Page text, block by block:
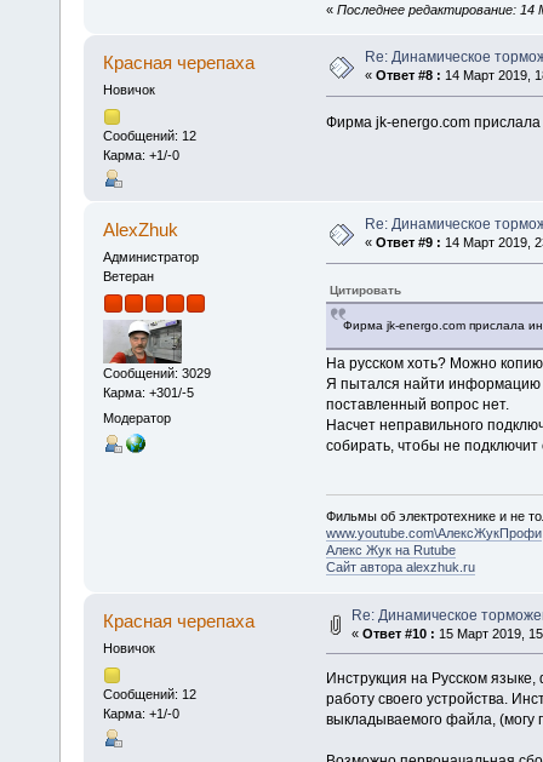
« Последнее редактирование: 14
Красная черепаха
Новичок
Сообщений: 12
Карма: +1/-0
Re: Динамическое
« Ответ #8 : 14 Март 2019,
Фирма jk-energo.com прислала
AlexZhuk
Администратор
Ветеран
Сообщений: 3029
Карма: +301/-5
Модератор
Re: Динамическое
« Ответ #9 : 14 Март 2019,
Цитировать
Фирма jk-energo.com прислала
На русском хоть? Можно
Я пытался найти информацию
поставленный вопрос нет.
Насчет неправильного
собирать, чтобы не подключит
Фильмы об электротехнике и не
www.youtube.com\АлексЖукПрофи
Алекс Жук на Rutube
Сайт автора alexzhuk.ru
Красная черепаха
Новичок
Сообщений: 12
Карма: +1/-0
Re: Динамическое
« Ответ #10 : 15 Март 2019,
Инструкция на Русском
работу своего устройства.
выкладываемого файла, (могу